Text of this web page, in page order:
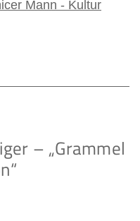
Mann - Kultur
– „Grammel